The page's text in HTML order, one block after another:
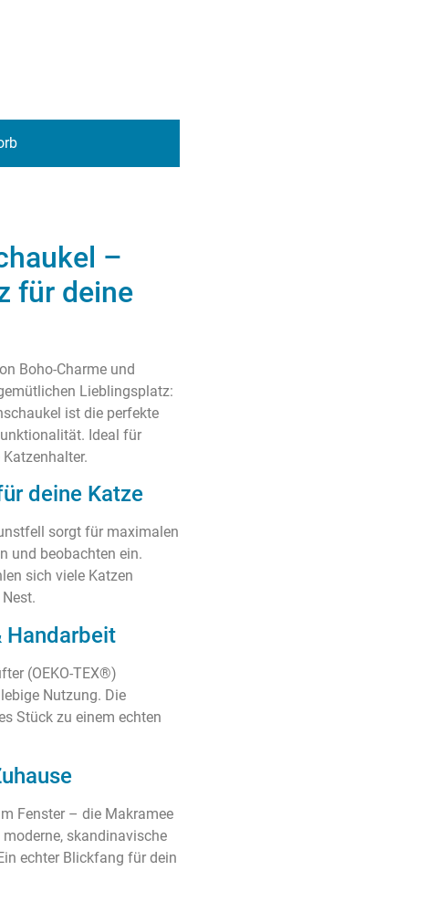
–
für deine
Boho-Charme und
Lieblingsplatz:
ist die perfekte
Ideal für
deine Katze
sorgt für maximalen
und beobachten ein.
sich viele Katzen
Handarbeit
(OEKO-TEX®)
Nutzung. Die
Stück zu einem echten
Fenster – die Makramee
skandinavische
echter Blickfang für dein